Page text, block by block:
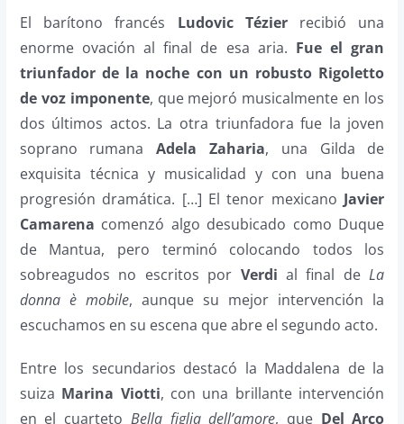
El barítono francés Ludovic Tézierrecibió una
enorme ovación al final de esa aria. Fue el gran
triunfador de la noche con un robusto Rigoletto
de voz imponente, que mejoró musicalmente en los
dos últimos actos. La otra triunfadora fue la joven
soprano rumanaAdela Zaharia, una Gilda de
exquisita técnica y musicalidad y con una buena
progresión dramática. […] El tenor mexicanoJavier
Camarena comenzó algo desubicado como Duque
de Mantua, pero terminó colocando todos los
sobreagudos no escritos por Verdi al final deLa
donna è mobile, aunque su mejor intervención la
escuchamos en su escena que abre el segundo acto.
Entre los secundarios destacó la Maddalena de la
suiza Marina Viotti, con una brillante intervención
en el cuarteto Bella figlia dell’amore, que Del Arco